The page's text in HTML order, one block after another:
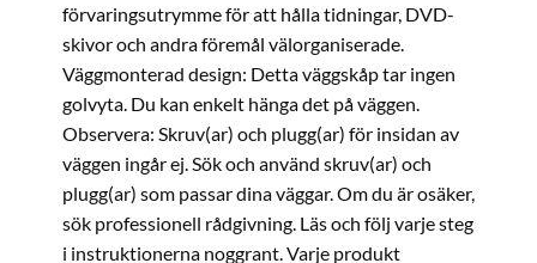
förvaringsutrymme för att hålla tidningar, DVD-
skivor och andra föremål välorganiserade.
Väggmonterad design: Detta väggskåp tar ingen
golvyta. Du kan enkelt hänga det på väggen.
Observera: Skruv(ar) och plugg(ar) för insidan av
väggen ingår ej. Sök och använd skruv(ar) och
plugg(ar) som passar dina väggar. Om du är osäker,
sök professionell rådgivning. Läs och följ varje steg
i instruktionerna noggrant. Varje produkt